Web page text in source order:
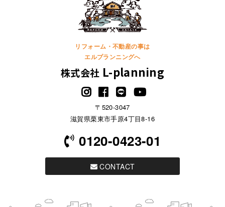
リフォーム・不動産の事は
エルプランニングへ
株式会社 L-planning
〒520-3047
滋賀県栗東市手原4丁目8-16
0120-0423-01
CONTACT